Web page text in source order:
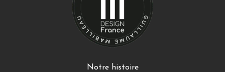
Notre histoire